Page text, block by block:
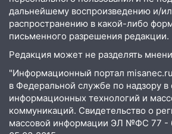
13:36 В Инзе произошел
13:00 В суде защитили
мужчины, которого
обвиняли в жестоком
12:28 Миллион на
Ульяновской области
провернул хитрую схему с
проездными
дальнейшему воспроизведению и/
распространению в какой-либо
письменного разрешения редакции.
Редакция может не разделять
"Информационный портал
в Федеральной службе по надзору в
информационных технологий и
коммуникаций. Свидетельство о
массовой информации ЭЛ №ФС 77 -